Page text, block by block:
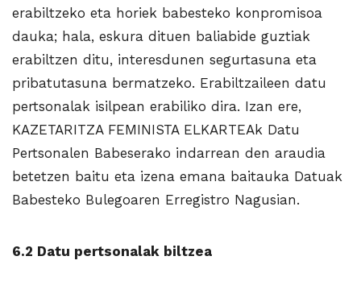
erabiltzeko eta horiek babesteko konpromisoa
dauka; hala, eskura dituen baliabide guztiak
erabiltzen ditu, interesdunen segurtasuna eta
pribatutasuna bermatzeko. Erabiltzaileen datu
pertsonalak isilpean erabiliko dira. Izan ere,
KAZETARITZA FEMINISTA ELKARTEAk Datu
Pertsonalen Babeserako indarrean den araudia
betetzen baitu eta izena emana baitauka Datuak
Babesteko Bulegoaren Erregistro Nagusian.
6.2 Datu pertsonalak biltzea